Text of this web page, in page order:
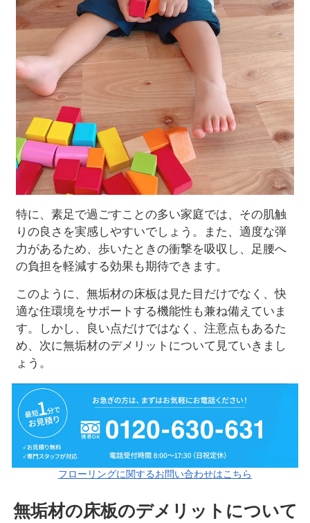
特に、素足で過ごすことの多い家庭では、その肌触
りの良さを実感しやすいでしょう。また、適度な弾
力があるため、歩いたときの衝撃を吸収し、足腰へ
の負担を軽減する効果も期待できます。
このように、無垢材の床板は見た目だけでなく、快
適な住環境をサポートする機能性も兼ね備えていま
す。しかし、良い点だけではなく、注意点もあるた
め、次に無垢材のデメリットについて見ていきまし
ょう。
フローリングに関するお問い合わせはこちら
無垢材の床板のデメリットについて